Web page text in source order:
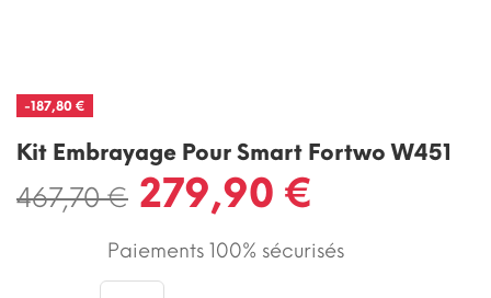
-187,80 €
Kit Embrayage Pour Smart Fortwo W451
467,70 € 279,90 €
Paiements 100% sécurisés